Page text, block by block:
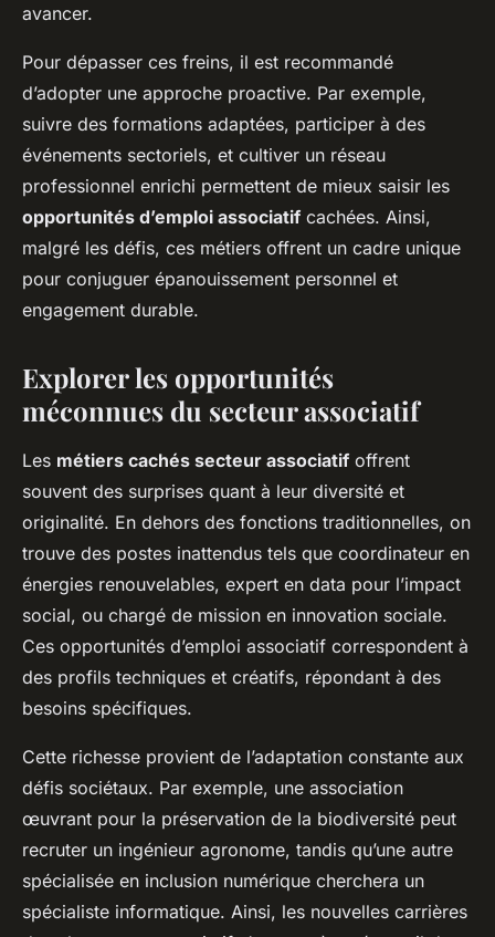
avancer.
Pour dépasser ces freins, il est recommandé
d’adopter une approche proactive. Par exemple,
suivre des formations adaptées, participer à des
événements sectoriels, et cultiver un réseau
professionnel enrichi permettent de mieux saisir les
opportunités d’emploi associatif cachées. Ainsi,
malgré les défis, ces métiers offrent un cadre unique
pour conjuguer épanouissement personnel et
engagement durable.
Explorer les opportunités
méconnues du secteur associatif
Les métiers cachés secteur associatif offrent
souvent des surprises quant à leur diversité et
originalité. En dehors des fonctions traditionnelles, on
trouve des postes inattendus tels que coordinateur en
énergies renouvelables, expert en data pour l’impact
social, ou chargé de mission en innovation sociale.
Ces opportunités d’emploi associatif correspondent à
des profils techniques et créatifs, répondant à des
besoins spécifiques.
Cette richesse provient de l’adaptation constante aux
défis sociétaux. Par exemple, une association
œuvrant pour la préservation de la biodiversité peut
recruter un ingénieur agronome, tandis qu’une autre
spécialisée en inclusion numérique cherchera un
spécialiste informatique. Ainsi, les nouvelles carrières